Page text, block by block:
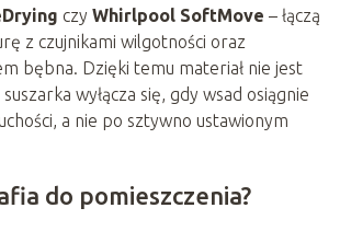
czy Whirlpool SoftMove – łączą
z czujnikami wilgotności oraz
bębna. Dzięki temu materiał nie jest
wyłącza się, gdy wsad osiągnie
a nie po sztywno ustawionym
do pomieszczenia?